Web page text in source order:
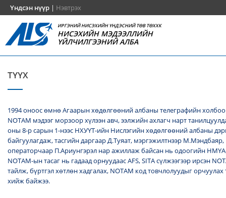
Үндсэн нүүр | Нэвтрэх
ИРГЭНИЙ НИСЭХИЙН ҮНДЭСНИЙ ТӨВ ТӨХХК
НИСЭХИЙН МЭДЭЭЛЛИЙН
ҮЙЛЧИЛГЭЭНИЙ АЛБА
ТҮҮХ
1994 оноос өмнө Агаарын хөдөлгөөний албаны телеграфийн
NОТАМ мэдээг морзоор хүлээн авч, ээлжийн ахлагч нарт
оны 8-р сарын 1-нээс НХУҮТ-ийн Нислэгийн хөдөлгөөний албаны
байгуулагдаж, тасгийн даргаар Д.Туяат, мэргэжилтнээр
операторчаар П.Ариунгэрэл нар ажиллаж байсан нь одоогийн
NOTAM-ын тасаг нь гадаад орнуудаас AFS, SITA сүлжээгээр ирсэн
тайлж, бүртгэл хөтлөн хадгалах, NОТАМ код товчлолуудыг
хийж байжээ.